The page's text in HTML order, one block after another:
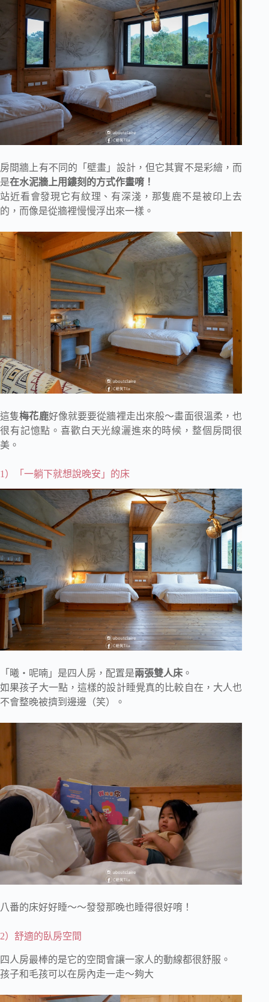
房間牆上有不同的「壁畫」設計，但它其實不是彩繪，而
是在水泥牆上用鏤刻的方式作畫唷！
站近看會發現它有紋理、有深淺，那隻鹿不是被印上去
的，而像是從牆裡慢慢浮出來一樣。
這隻梅花鹿好像就要要從牆裡走出來般～畫面很溫柔，也
很有記憶點。喜歡白天光線灑進來的時候，整個房間很
美。
1）「一躺下就想說晚安」的床
「曦・呢喃」是四人房，配置是兩張雙人床 。
如果孩子大一點，這樣的設計睡覺真的比較自在，大人也
不會整晚被擠到邊邊（笑）。
八番的床好好睡～～發發那晚也睡得很好唷！
2）舒適的臥房空間
四人房最棒的是它的空間會讓一家人的動線都很舒服。
孩子和毛孩可以在房內走一走～夠大